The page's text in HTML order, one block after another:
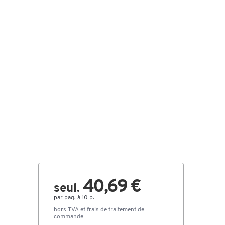
seul. 40,69 €
par paq. à 10 p.
hors TVA et frais de traitement de
commande